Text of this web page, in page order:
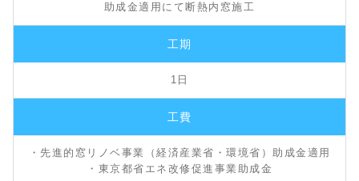
助成金適用にて断熱内窓施工
工期
1日
工費
・先進的窓リノベ事業（経済産業省・環境省）助成金適用
・東京都省エネ改修促進事業助成金